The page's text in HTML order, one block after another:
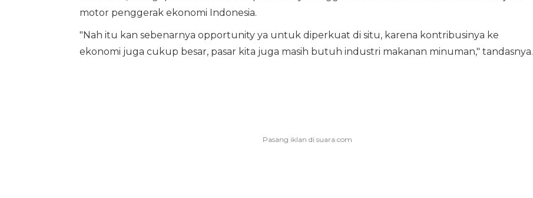
motor penggerak ekonomi Indonesia.
"Nah itu kan sebenarnya opportunity ya untuk diperkuat di situ, karena kontribusinya ke
ekonomi juga cukup besar, pasar kita juga masih butuh industri makanan minuman," tandasnya.